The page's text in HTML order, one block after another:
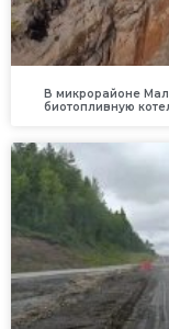
В микрорайоне
биотопливную